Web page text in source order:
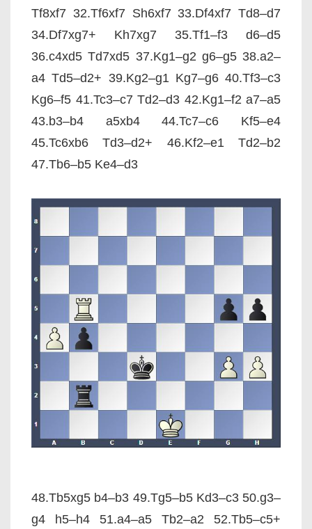
Tf8xf7 32.Tf6xf7 Sh6xf7 33.Df4xf7 Td8–d7
34.Df7xg7+ Kh7xg7 35.Tf1–f3 d6–d5
36.c4xd5 Td7xd5 37.Kg1–g2 g6–g5 38.a2–
a4 Td5–d2+ 39.Kg2–g1 Kg7–g6 40.Tf3–c3
Kg6–f5 41.Tc3–c7 Td2–d3 42.Kg1–f2 a7–a5
43.b3–b4 a5xb4 44.Tc7–c6 Kf5–e4
45.Tc6xb6 Td3–d2+ 46.Kf2–e1 Td2–b2
47.Tb6–b5 Ke4–d3
48.Tb5xg5 b4–b3 49.Tg5–b5 Kd3–c3 50.g3–
g4 h5–h4 51.a4–a5 Tb2–a2 52.Tb5–c5+